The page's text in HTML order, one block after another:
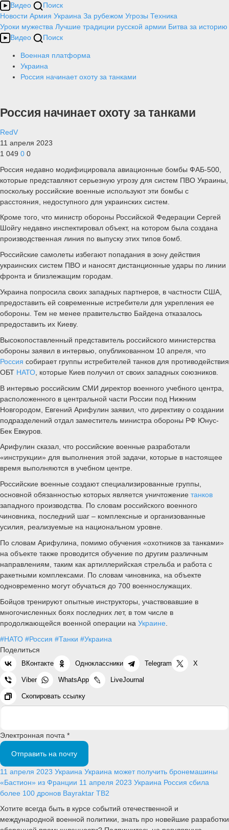
Видео
Поиск
Новости Армия Украина За рубежом Угрозы Техника
Уроки мужества Лучшие традиции русской армии Битва за историю
Видео
Поиск
Военная платформа
Украина
Россия начинает охоту за танками
Россия начинает охоту за танками
RedV
11 апреля 2023
1 049 0 0
Россия недавно модифицировала авиационные бомбы ФАБ-500,
которые представляют серьезную угрозу для систем ПВО Украины,
поскольку российские военные используют эти бомбы с
расстояния, недоступного для украинских систем.
Кроме того, что министр обороны Российской Федерации Сергей
Шойгу недавно инспектировал объект, на котором была создана
производственная линия по выпуску этих типов бомб.
Российские самолеты избегают попадания в зону действия
украинских систем ПВО и наносят дистанционные удары по линии
фронта и близлежащим городам.
Украина попросила своих западных партнеров, в частности США,
предоставить ей современные истребители для укрепления ее
обороны. Тем не менее правительство Байдена отказалось
предоставить их Киеву.
Высокопоставленный представитель российского министерства
обороны заявил в интервью, опубликованном 10 апреля, что
Россия собирает группы истребителей танков для противодействия
ОБТ НАТО , которые Киев получил от своих западных союзников.
В интервью российским СМИ директор военного учебного центра,
расположенного в центральной части России под Нижним
Новгородом, Евгений Арифулин заявил, что директиву о создании
подразделений отдал заместитель министра обороны РФ Юнус-
Бек Евкуров.
Арифулин сказал, что российские военные разработали
«инструкции» для выполнения этой задачи, которые в настоящее
время выполняются в учебном центре.
Российские военные создают специализированные группы,
основной обязанностью которых является уничтожение танков
западного производства. По словам российского военного
чиновника, последний шаг – комплексные и организованные
усилия, реализуемые на национальном уровне.
По словам Арифулина, помимо обучения «охотников за танками»
на объекте также проводится обучение по другим различным
направлениям, таким как артиллерийская стрельба и работа с
ракетными комплексами. По словам чиновника, на объекте
одновременно могут обучаться до 700 военнослужащих.
Бойцов тренируют опытные инструкторы, участвовавшие в
многочисленных боях последних лет, в том числе в
продолжающейся военной операции на Украине
#НАТО #Россия #Танки #Украина
Поделиться
ВКонтакте Одноклассники Telegram X
Viber WhatsApp LiveJournal
Скопировать ссылку
Электронная почта *
Отправить на почту
11 апреля 2023 Украина Украина может получить бронемашины
«Бастион» из Франции 11 апреля 2023 Украина Россия сбила
более 100 дронов Bayraktar TB2
Хотите всегда быть в курсе событий отечественной и
международной военной политики, знать про новейшие разработки